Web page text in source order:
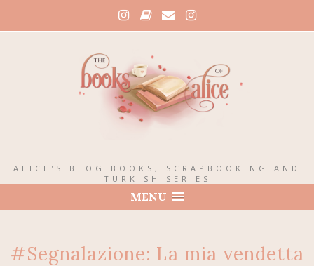
ALICE'S BLOG BOOKS, SCRAPBOOKING AND
TURKISH SERIES
MENU
#Segnalazione: La mia vendetta